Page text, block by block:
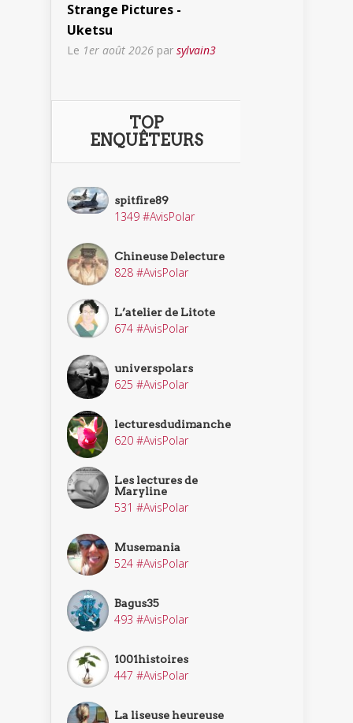
Strange Pictures -
Uketsu
Le 1er août 2026 par sylvain3
TOP
ENQUÊTEURS
spitfire89
1349 #AvisPolar
Chineuse Delecture
828 #AvisPolar
L’atelier de Litote
674 #AvisPolar
universpolars
625 #AvisPolar
lecturesdudimanche
620 #AvisPolar
Les lectures de
Maryline
531 #AvisPolar
Musemania
524 #AvisPolar
Bagus35
493 #AvisPolar
1001histoires
447 #AvisPolar
La liseuse heureuse